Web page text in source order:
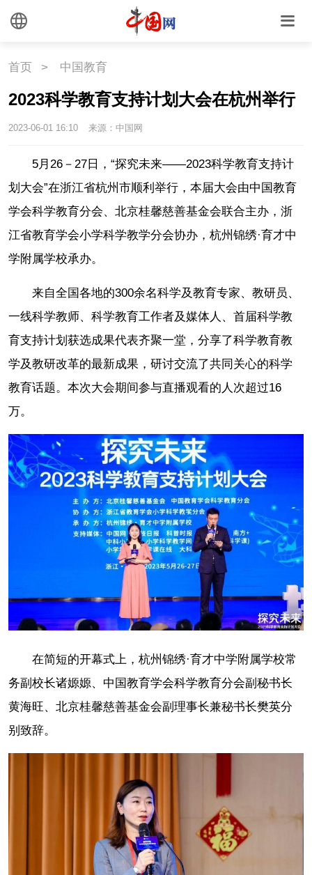
首页 > 中国教育
2023科学教育支持计划大会在杭州举行
2023-06-01 16:10 来源：中国网
5月26－27日，“探究未来——2023科学教育支持计
划大会”在浙江省杭州市顺利举行，本届大会由中国教育
学会科学教育分会、北京桂馨慈善基金会联合主办，浙
江省教育学会小学科学教学分会协办，杭州锦绣·育才中
学附属学校承办。
来自全国各地的300余名科学及教育专家、教研员、
一线科学教师、科学教育工作者及媒体人、首届科学教
育支持计划获选成果代表齐聚一堂，分享了科学教育教
学及教研改革的最新成果，研讨交流了共同关心的科学
教育话题。本次大会期间参与直播观看的人次超过16
万。
在简短的开幕式上，杭州锦绣·育才中学附属学校常
务副校长诸嫄嫄、中国教育学会科学教育分会副秘书长
黄海旺、北京桂馨慈善基金会副理事长兼秘书长樊英分
别致辞。